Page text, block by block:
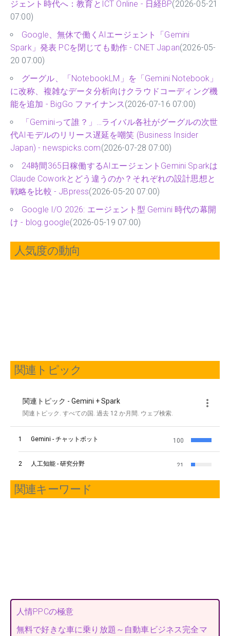
ジェント時代へ：教育とICT Online - 日経BP(2026-05-21
07:00)
Google、無休で働くAIエージェント「Gemini
Spark」発表 PCを閉じても動作 - CNET Japan(2026-05-
20 07:00)
グーグル、「NotebookLM」を「Gemini Notebook」
に改称、複雑なデータ分析向けクラウドコーディング機
能を追加 - BigGo ファイナンス(2026-07-16 07:00)
「Geminiって誰？」…ライバル各社がグーグルの次世
代AIモデルのリリース遅延を嘲笑 (Business Insider
Japan) - newspicks.com(2026-07-28 07:00)
24時間365日稼働するAIエージェントGemini Sparkは
Claude Coworkとどう違うのか？それぞれの設計思想と
戦略を比較 - JBpress(2026-05-20 07:00)
Google I/O 2026: エージェント型 Gemini 時代の幕開
け - blog.google(2026-05-19 07:00)
人気度の動向
関連トピック
関連キーワード
人情PPCの極意
無料で好きな車に乗り放題～自動車ビジネス完全マ